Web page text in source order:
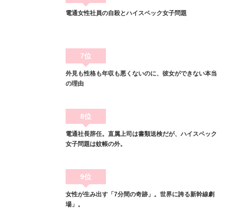
電通女性社員の自殺とハイスペック女子問題
7位
外見も性格も年収も悪くないのに、彼女ができない本当
の理由
8位
電通社長辞任。直属上司は書類送検だが、ハイスペック
女子問題は蚊帳の外。
9位
女性が生み出す「7分間の奇跡」。世界に誇る新幹線劇
場」。